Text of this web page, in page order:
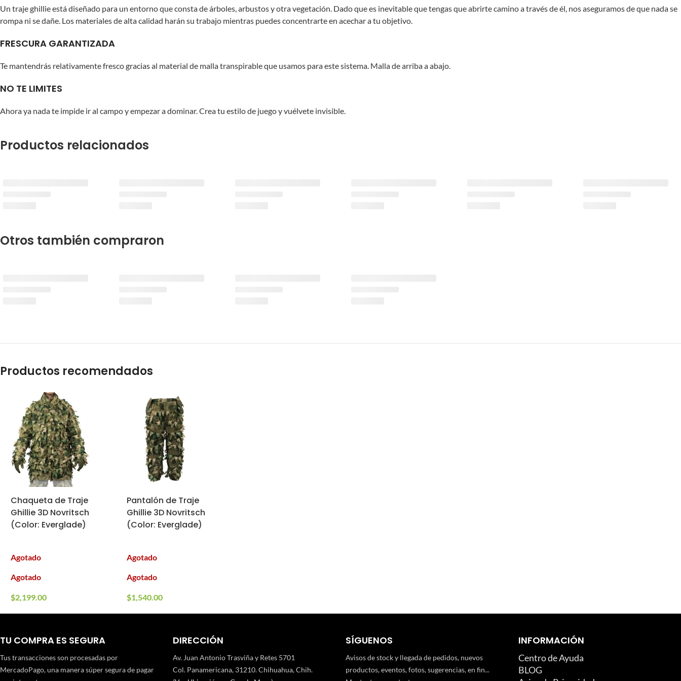
Un traje ghillie está diseñado para un entorno que consta de árboles, arbustos y otra vegetación. Dado que es inevitable que tengas que abrirte camino a través de él, nos aseguramos de que nada se
rompa ni se dañe. Los materiales de alta calidad harán su trabajo mientras puedes concentrarte en acechar a tu objetivo.
FRESCURA GARANTIZADA
Te mantendrás relativamente fresco gracias al material de malla transpirable que usamos para este sistema. Malla de arriba a abajo.
NO TE LIMITES
Ahora ya nada te impide ir al campo y empezar a dominar. Crea tu estilo de juego y vuélvete invisible.
Productos relacionados
Otros también compraron
Productos recomendados
Chaqueta de Traje
Ghillie 3D Novritsch
(Color: Everglade)
Agotado
Agotado
$2,199.00
Pantalón de Traje
Ghillie 3D Novritsch
(Color: Everglade)
Agotado
Agotado
$1,540.00
TU COMPRA ES SEGURA
Tus transacciones son procesadas por
MercadoPago, una manera súper segura de pagar
DIRECCIÓN
Av. Juan Antonio Trasviña y Retes 5701
Col. Panamericana, 31210. Chihuahua, Chih.
SÍGUENOS
Avisos de stock y llegada de pedidos, nuevos
productos, eventos, fotos, sugerencias, en fin...
INFORMACIÓN
Centro de Ayuda
BLOG